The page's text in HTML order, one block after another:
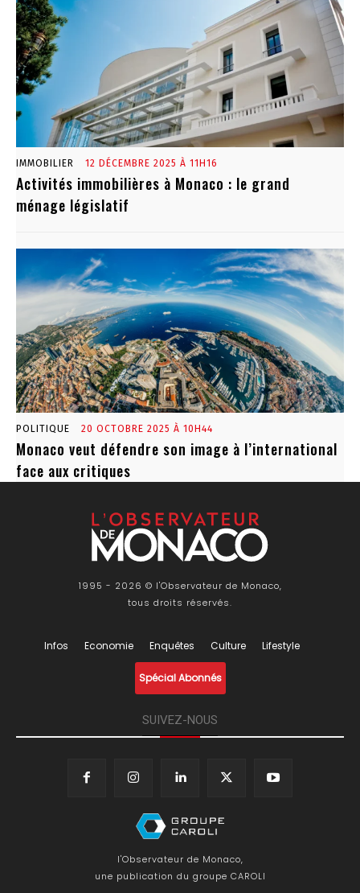
IMMOBILIER 12 DÉCEMBRE 2025 À 11H16
Activités immobilières à Monaco : le grand
ménage législatif
POLITIQUE 20 OCTOBRE 2025 À 10H44
Monaco veut défendre son image à l’international
face aux critiques
1995 - 2026 © l'Observateur de Monaco,
tous droits réservés.
Infos Economie Enquêtes Culture Lifestyle
Spécial Abonnés
SUIVEZ-NOUS
l'Observateur de Monaco,
une publication du groupe CAROLI